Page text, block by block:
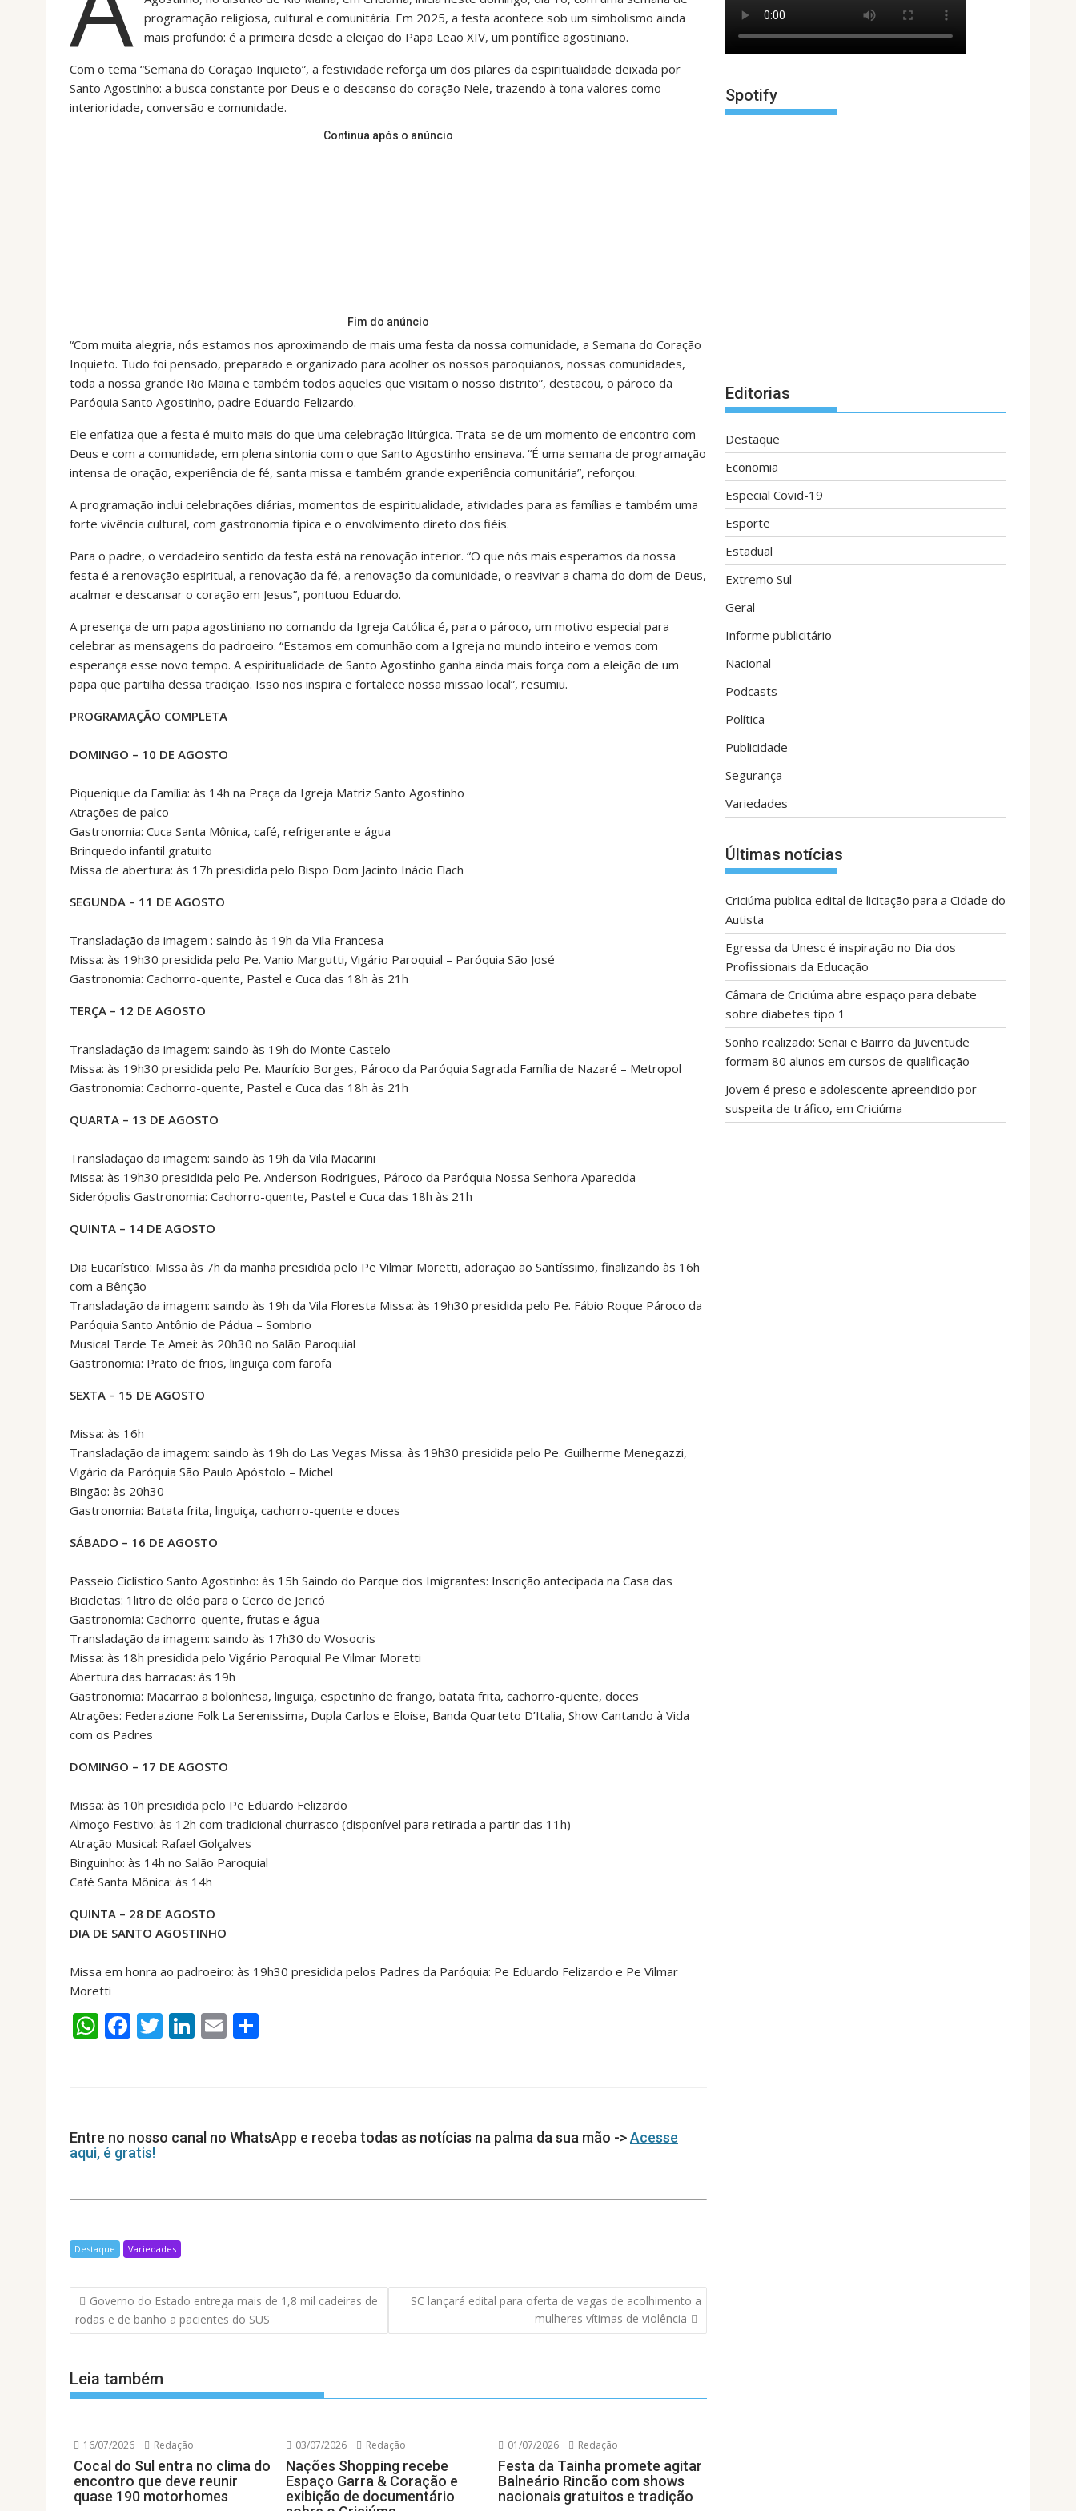
programação religiosa, cultural e comunitária. Em 2025, a festa acontece sob um simbolismo ainda
mais profundo: é a primeira desde a eleição do Papa Leão XIV, um pontífice agostiniano.
Com o tema “Semana do Coração Inquieto”, a festividade reforça um dos pilares da espiritualidade deixada por
Santo Agostinho: a busca constante por Deus e o descanso do coração Nele, trazendo à tona valores como
interioridade, conversão e comunidade.
Continua após o anúncio
Fim do anúncio
“Com muita alegria, nós estamos nos aproximando de mais uma festa da nossa comunidade, a Semana do Coração
Inquieto. Tudo foi pensado, preparado e organizado para acolher os nossos paroquianos, nossas comunidades,
toda a nossa grande Rio Maina e também todos aqueles que visitam o nosso distrito”, destacou, o pároco da
Paróquia Santo Agostinho, padre Eduardo Felizardo.
Ele enfatiza que a festa é muito mais do que uma celebração litúrgica. Trata-se de um momento de encontro com
Deus e com a comunidade, em plena sintonia com o que Santo Agostinho ensinava. “É uma semana de programação
intensa de oração, experiência de fé, santa missa e também grande experiência comunitária”, reforçou.
A programação inclui celebrações diárias, momentos de espiritualidade, atividades para as famílias e também uma
forte vivência cultural, com gastronomia típica e o envolvimento direto dos fiéis.
Para o padre, o verdadeiro sentido da festa está na renovação interior. “O que nós mais esperamos da nossa
festa é a renovação espiritual, a renovação da fé, a renovação da comunidade, o reavivar a chama do dom de Deus,
acalmar e descansar o coração em Jesus”, pontuou Eduardo.
A presença de um papa agostiniano no comando da Igreja Católica é, para o pároco, um motivo especial para
celebrar as mensagens do padroeiro. “Estamos em comunhão com a Igreja no mundo inteiro e vemos com
esperança esse novo tempo. A espiritualidade de Santo Agostinho ganha ainda mais força com a eleição de um
papa que partilha dessa tradição. Isso nos inspira e fortalece nossa missão local”, resumiu.
PROGRAMAÇÃO COMPLETA
DOMINGO – 10 DE AGOSTO
Piquenique da Família: às 14h na Praça da Igreja Matriz Santo Agostinho
Atrações de palco
Gastronomia: Cuca Santa Mônica, café, refrigerante e água
Brinquedo infantil gratuito
Missa de abertura: às 17h presidida pelo Bispo Dom Jacinto Inácio Flach
SEGUNDA – 11 DE AGOSTO
Transladação da imagem : saindo às 19h da Vila Francesa
Missa: às 19h30 presidida pelo Pe. Vanio Margutti, Vigário Paroquial – Paróquia São José
Gastronomia: Cachorro-quente, Pastel e Cuca das 18h às 21h
TERÇA – 12 DE AGOSTO
Transladação da imagem: saindo às 19h do Monte Castelo
Missa: às 19h30 presidida pelo Pe. Maurício Borges, Pároco da Paróquia Sagrada Família de Nazaré – Metropol
Gastronomia: Cachorro-quente, Pastel e Cuca das 18h às 21h
QUARTA – 13 DE AGOSTO
Transladação da imagem: saindo às 19h da Vila Macarini
Missa: às 19h30 presidida pelo Pe. Anderson Rodrigues, Pároco da Paróquia Nossa Senhora Aparecida –
Siderópolis Gastronomia: Cachorro-quente, Pastel e Cuca das 18h às 21h
QUINTA – 14 DE AGOSTO
Dia Eucarístico: Missa às 7h da manhã presidida pelo Pe Vilmar Moretti, adoração ao Santíssimo, finalizando às 16h
com a Bênção
Transladação da imagem: saindo às 19h da Vila Floresta Missa: às 19h30 presidida pelo Pe. Fábio Roque Pároco da
Paróquia Santo Antônio de Pádua – Sombrio
Musical Tarde Te Amei: às 20h30 no Salão Paroquial
Gastronomia: Prato de frios, linguiça com farofa
SEXTA – 15 DE AGOSTO
Missa: às 16h
Transladação da imagem: saindo às 19h do Las Vegas Missa: às 19h30 presidida pelo Pe. Guilherme Menegazzi,
Vigário da Paróquia São Paulo Apóstolo – Michel
Bingão: às 20h30
Gastronomia: Batata frita, linguiça, cachorro-quente e doces
SÁBADO – 16 DE AGOSTO
Passeio Ciclístico Santo Agostinho: às 15h Saindo do Parque dos Imigrantes: Inscrição antecipada na Casa das
Bicicletas: 1litro de oléo para o Cerco de Jericó
Gastronomia: Cachorro-quente, frutas e água
Transladação da imagem: saindo às 17h30 do Wosocris
Missa: às 18h presidida pelo Vigário Paroquial Pe Vilmar Moretti
Abertura das barracas: às 19h
Gastronomia: Macarrão a bolonhesa, linguiça, espetinho de frango, batata frita, cachorro-quente, doces
Atrações: Federazione Folk La Serenissima, Dupla Carlos e Eloise, Banda Quarteto D’Italia, Show Cantando à Vida
com os Padres
DOMINGO – 17 DE AGOSTO
Missa: às 10h presidida pelo Pe Eduardo Felizardo
Almoço Festivo: às 12h com tradicional churrasco (disponível para retirada a partir das 11h)
Atração Musical: Rafael Golçalves
Binguinho: às 14h no Salão Paroquial
Café Santa Mônica: às 14h
QUINTA – 28 DE AGOSTO
DIA DE SANTO AGOSTINHO
Missa em honra ao padroeiro: às 19h30 presidida pelos Padres da Paróquia: Pe Eduardo Felizardo e Pe Vilmar
Moretti
W
A
p
F
o
o
T Li
dI
n
E
Entre no nosso canal no WhatsApp e receba todas as notícias na palma da sua mão ->Acesse
aqui, é gratis!
Destaque Variedades
Navegação
de
Post
Governo do Estado entrega mais de 1,8 mil cadeiras de
rodas e de banho a pacientes do SUS
SC lançará edital para oferta de vagas de acolhimento a
mulheres vítimas de violência
Leia também
16/07/2026 Redação
Cocal do Sul entra no clima do
encontro que deve reunir
quase 190 motorhomes
03/07/2026 Redação
Nações Shopping recebe
Espaço Garra & Coração e
exibição de documentário
01/07/2026 Redação
Festa da Tainha promete agitar
Balneário Rincão com shows
nacionais gratuitos e tradição
Spotify
Editorias
Destaque
Economia
Especial Covid-19
Esporte
Estadual
Extremo Sul
Geral
Informe publicitário
Nacional
Podcasts
Política
Publicidade
Segurança
Variedades
Últimas notícias
Criciúma publica edital de licitação para a Cidade do
Autista
Egressa da Unesc é inspiração no Dia dos
Profissionais da Educação
Câmara de Criciúma abre espaço para debate
sobre diabetes tipo 1
Sonho realizado: Senai e Bairro da Juventude
formam 80 alunos em cursos de qualificação
Jovem é preso e adolescente apreendido por
suspeita de tráfico, em Criciúma